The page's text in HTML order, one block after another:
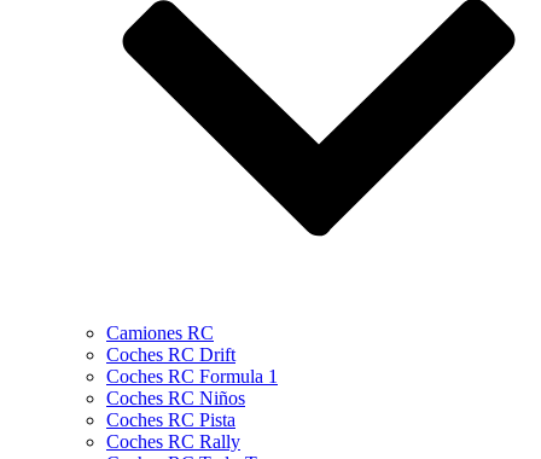
Camiones RC
Coches RC Drift
Coches RC Formula 1
Coches RC Niños
Coches RC Pista
Coches RC Rally